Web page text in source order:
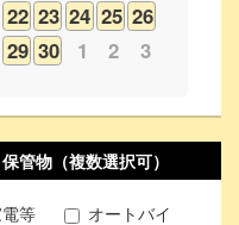
保管物（複数選択可）
等
オートバイ